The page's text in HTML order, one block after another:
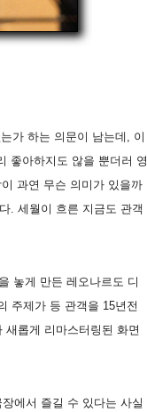
가 하는 의문이 남는데, 이
좋아하지도 않을 뿐더러 영
과연 무슨 의미가 있을까
. 세월이 흐른 지금도 관객
놓게 만든 레오나르도 디
주제가 등 관객을 15년전
롭게 리마스터링된 화면
에서 즐길 수 있다는 사실